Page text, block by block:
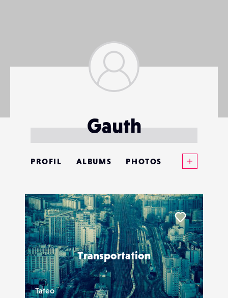
Gauth
PROFIL ALBUMS PHOTOS
MATÉRIELS
CONTACTS
ÉVÉNEMENTS
FAVORIS
Transportation
Tateo
Liker